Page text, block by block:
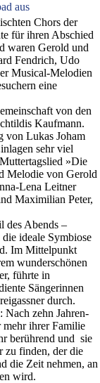
aus
Chors der
für ihren Abschied
waren Gerold und
Fendrich, Udo
Musical-Melodien
eine
von den
Kaufmann.
von Lukas Joham
sehr viel
»Die
Melodie von Gerold
Lena Leitner
Maximilian Peter,
des Abends –
ideale Symbiose
Im Mittelpunkt
wunderschönen
führte in
Sängerinnen
durch.
Nach zehn Jahren-
ihrer Familie
berührend und sie
zu finden, der die
die Zeit nehmen, an
wird.